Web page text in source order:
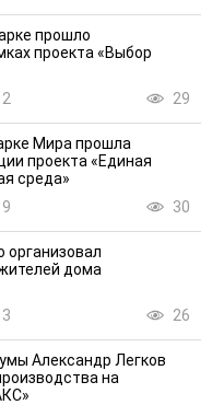
прошло
проекта «Выбор
29
Мира прошла
проекта «Единая
среда»
30
организовал
дома
26
Александр Легков
на